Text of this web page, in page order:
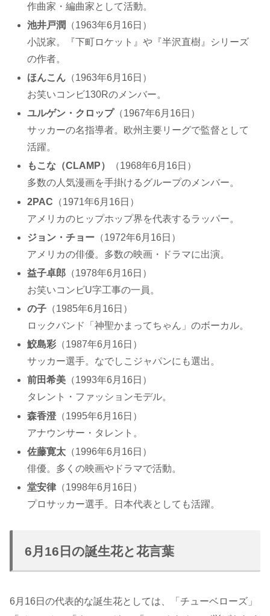
作曲家・編曲家として活動。
池井戸潤 （1963年6月16日）
小説家。『下町ロケット』や『半沢直樹』シリーズ
の作者。
ほんこん （1963年6月16日）
お笑いコンビ130Rのメンバー。
ユルゲン・クロップ（1967年6月16日）
サッカーの名指導者。欧州主要リーグで監督として
活躍。
もこな（CLAMP）
（1968年6月16日）
多数の人気漫画を手掛けるグループのメンバー。
2PAC （1971年6月16日）
アメリカのヒップホップ界を代表するラッパー。
ジョン・チョー （1972年6月16日）
アメリカの俳優。多数の映画・ドラマに出演。
益子卓郎 （1978年6月16日）
お笑いコンビU字工事の一員。
の子 （1985年6月16日）
ロックバンド「神聖かまってちゃん」のボーカル。
鮫島彩 （1987年6月16日）
サッカー選手。なでしこジャパンにも選出。
前田希美 （1993年6月16日）
タレント・ファッションモデル。
森香澄 （1995年6月16日）
アナウンサー・タレント。
佐藤寛太 （1996年6月16日）
俳優。多くの映画やドラマで活動。
堂安律 （1998年6月16日）
プロサッカー選手。日本代表としても活躍。
6月16日の誕生花と花言葉
6月16日の代表的な誕生花としては、「チューベローズ」